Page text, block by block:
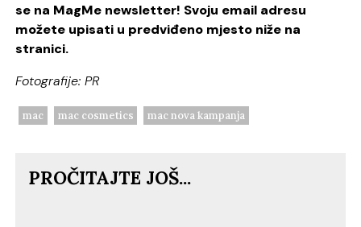
se na MagMe newsletter! Svoju email adresu
možete upisati u predviđeno mjesto niže na
stranici.
Fotografije: PR
mac mac cosmetics mac nova kampanja
PROČITAJTE JOŠ...